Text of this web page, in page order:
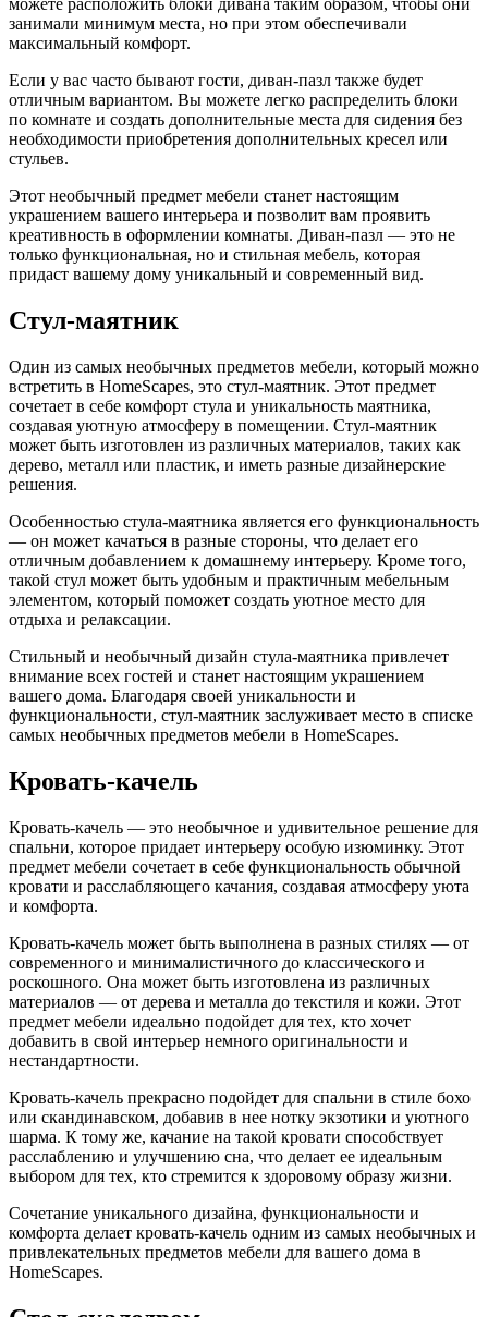
можете расположить блоки дивана таким образом, чтобы они
занимали минимум места, но при этом обеспечивали
максимальный комфорт.
Если у вас часто бывают гости, диван-пазл также будет
отличным вариантом. Вы можете легко распределить блоки
по комнате и создать дополнительные места для сидения без
необходимости приобретения дополнительных кресел или
стульев.
Этот необычный предмет мебели станет настоящим
украшением вашего интерьера и позволит вам проявить
креативность в оформлении комнаты. Диван-пазл — это не
только функциональная, но и стильная мебель, которая
придаст вашему дому уникальный и современный вид.
Стул-маятник
Один из самых необычных предметов мебели, который можно
встретить в HomeScapes, это стул-маятник. Этот предмет
сочетает в себе комфорт стула и уникальность маятника,
создавая уютную атмосферу в помещении. Стул-маятник
может быть изготовлен из различных материалов, таких как
дерево, металл или пластик, и иметь разные дизайнерские
решения.
Особенностью стула-маятника является его функциональность
— он может качаться в разные стороны, что делает его
отличным добавлением к домашнему интерьеру. Кроме того,
такой стул может быть удобным и практичным мебельным
элементом, который поможет создать уютное место для
отдыха и релаксации.
Стильный и необычный дизайн стула-маятника привлечет
внимание всех гостей и станет настоящим украшением
вашего дома. Благодаря своей уникальности и
функциональности, стул-маятник заслуживает место в списке
самых необычных предметов мебели в HomeScapes.
Кровать-качель
Кровать-качель — это необычное и удивительное решение для
спальни, которое придает интерьеру особую изюминку. Этот
предмет мебели сочетает в себе функциональность обычной
кровати и расслабляющего качания, создавая атмосферу уюта
и комфорта.
Кровать-качель может быть выполнена в разных стилях — от
современного и минималистичного до классического и
роскошного. Она может быть изготовлена из различных
материалов — от дерева и металла до текстиля и кожи. Этот
предмет мебели идеально подойдет для тех, кто хочет
добавить в свой интерьер немного оригинальности и
нестандартности.
Кровать-качель прекрасно подойдет для спальни в стиле бохо
или скандинавском, добавив в нее нотку экзотики и уютного
шарма. К тому же, качание на такой кровати способствует
расслаблению и улучшению сна, что делает ее идеальным
выбором для тех, кто стремится к здоровому образу жизни.
Сочетание уникального дизайна, функциональности и
комфорта делает кровать-качель одним из самых необычных и
привлекательных предметов мебели для вашего дома в
HomeScapes.